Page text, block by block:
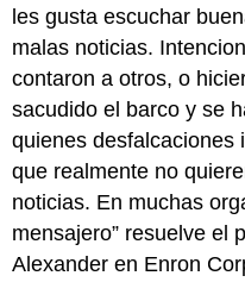
les gusta escuchar
malas noticias.
contaron a otros, o
sacudido el barco y se
quienes desfalcaciones
que realmente no
noticias. En muchas
mensajero” resuelve el
Alexander en Enron